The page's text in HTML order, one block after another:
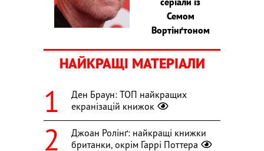
Семом
Вортінґтоном
НАЙКРАЩІ МАТЕРІАЛИ
Ден Браун: ТОП найкращих
екранізацій книжок
Джоан Ролінґ: найкращі книжки
британки, окрім Гаррі Поттера